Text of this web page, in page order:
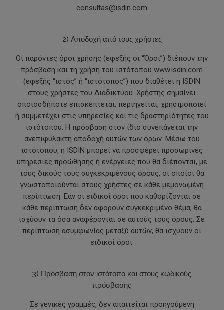
consultas@isdin.com
2) Αποδοχή από τους χρήστες
Οι παρόντες όροι χρήσης (εφεξής οι “Όροι”) διέπουν την
πρόσβαση και τη χρήση τoυ ιστότοπου www.isdin.com
(εφεξής “ιστός” ή “ιστότοπος”) που διαθέτει η ISDIN
στους χρήστες του Διαδικτύου. Χρήστης σημαίνει
οποιοσδήποτε επισκέπτεται, περιηγείται, χρησιμοποιεί
ή συμμετέχει στις υπηρεσίες και τις δραστηριότητες του
ιστότοπου. Η πρόσβαση στον ίδιο συνεπάγεται την
ανεπιφύλακτη αποδοχή αυτών των όρων. Μέσω του
ιστότοπου, η ISDIN μπορεί να προσφέρει προσωρινές
υπηρεσίες προώθησης ή ενέργειες που θα διέπονται, με
τους δικούς τους συγκεκριμένους όρους, οι οποίοι θα
γνωστοποιούνται στους χρήστες σε κάθε μεμονωμένη
περίπτωση. Εάν οι ειδικοί όροι που καθορίζονται σε
κάθε περίπτωση δεν αφορούν συγκεκριμένο θέμα, θα
ισχύουν τα όσα αναφέρονται σε αυτούς τους όρους. Σε
περίπτωση ασυμφωνίας μεταξύ αυτών, θα ισχύουν οι
ειδικοί όροι.
3) Πρόσβαση στον ιστότοπο και στους κωδικούς
πρόσβασης
Σε γενικές γραμμές, δεν απαιτείται προηγούμενη